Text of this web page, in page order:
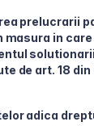
prelucrarii
in care
de art. 18 din
adica